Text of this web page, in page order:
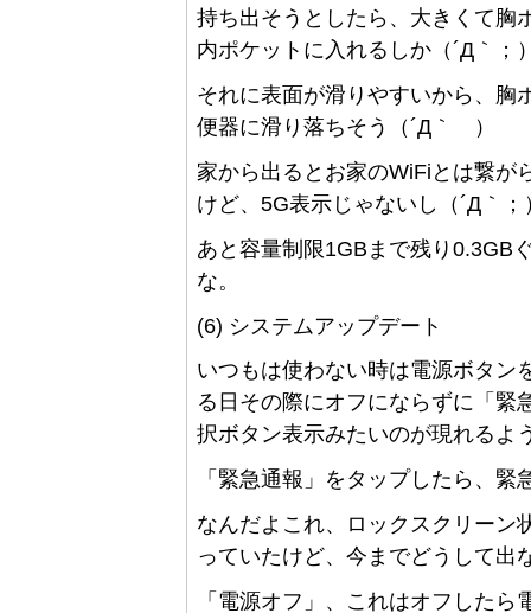
持ち出そうとしたら、大きくて胸
内ポケットに入れるしか（´Д｀；
それに表面が滑りやすいから、胸
便器に滑り落ちそう（´Д｀ ）
家から出るとお家のWiFiとは繋が
けど、5G表示じゃないし（´Д｀
あと容量制限1GBまで残り0.3GB
な。
(6) システムアップデート
いつもは使わない時は電源ボタン
る日その際にオフにならずに「緊
択ボタン表示みたいのが現れるよ
「緊急通報」をタップしたら、
なんだよこれ、ロックスクリーン
っていたけど、今までどうして出
「電源オフ」、これはオフした